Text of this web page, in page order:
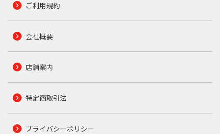
ご利用規約
会社概要
店舗案内
特定商取引法
プライバシーポリシー